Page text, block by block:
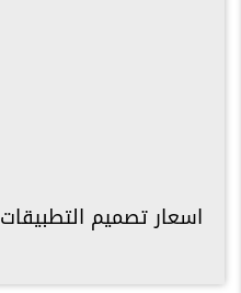
اسعار تصميم التطبيقات 2025 | دليلك لمعرفة التكلفة الحقيقية